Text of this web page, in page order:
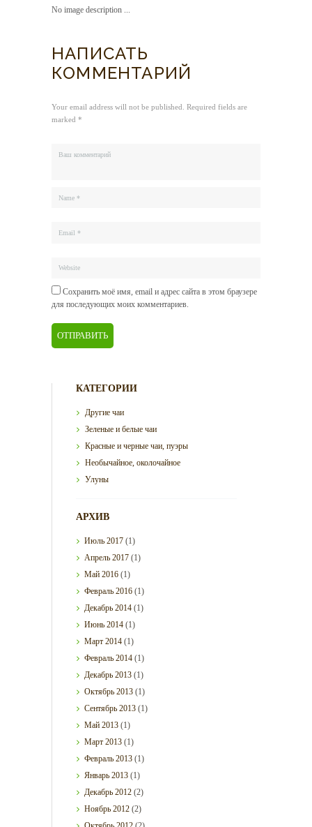
No image description ...
НАПИСАТЬ
КОММЕНТАРИЙ
Your email address will not be published. Required fields are
marked *
Сохранить моё имя, email и адрес сайта в этом браузере
для последующих моих комментариев.
КАТЕГОРИИ
Другие чаи
Зеленые и белые чаи
Красные и черные чаи, пуэры
Необычайное, околочайное
Улуны
АРХИВ
Июль2017 (1)
Апрель2017 (1)
Май2016 (1)
Февраль2016 (1)
Декабрь2014 (1)
Июнь2014 (1)
Март2014 (1)
Февраль2014 (1)
Декабрь2013 (1)
Октябрь2013 (1)
Сентябрь2013 (1)
Май2013 (1)
Март2013 (1)
Февраль2013 (1)
Январь2013 (1)
Декабрь2012 (2)
Ноябрь2012 (2)